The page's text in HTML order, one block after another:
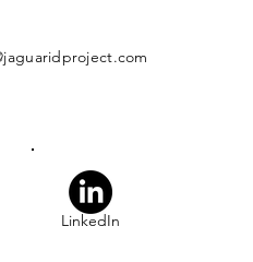
LinkedIn